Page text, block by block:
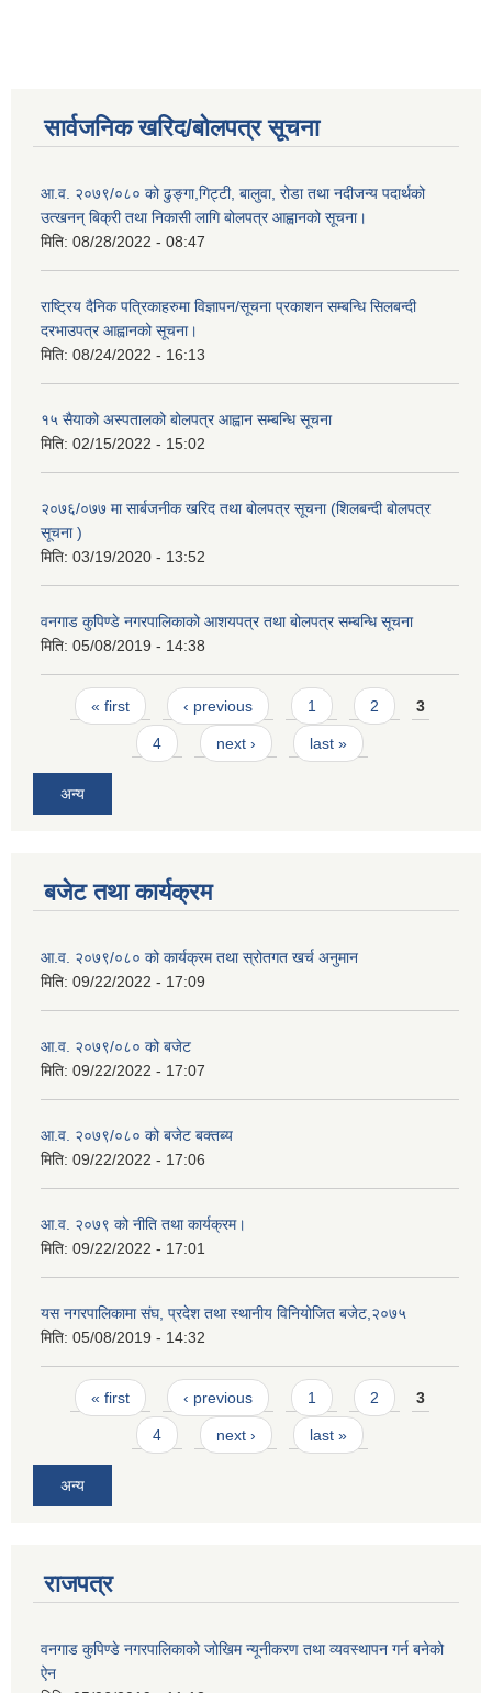
सार्वजनिक खरिद/बोलपत्र सूचना
आ.व. २०७९/०८० को ढुङ्गा,गिट्टी, बालुवा, रोडा तथा नदीजन्य पदार्थको
उत्खनन् बिक्री तथा निकासी लागि बोलपत्र आह्वानको सूचना।
मिति: 08/28/2022 - 08:47
राष्ट्रिय दैनिक पत्रिकाहरुमा विज्ञापन/सूचना प्रकाशन सम्बन्धि सिलबन्दी
दरभाउपत्र आह्वानको सूचना।
मिति: 08/24/2022 - 16:13
१५ सैयाको अस्पतालको बोलपत्र आह्वान सम्बन्धि सूचना
मिति: 02/15/2022 - 15:02
२०७६/०७७ मा सार्बजनीक खरिद तथा बोलपत्र सूचना (शिलबन्दी बोलपत्र
सूचना )
मिति: 03/19/2020 - 13:52
वनगाड कुपिण्डे नगरपालिकाको आशयपत्र तथा बोलपत्र सम्बन्धि सूचना
मिति: 05/08/2019 - 14:38
Pages
« first ‹ previous 1 2 3
4 next › last »
अन्य
बजेट तथा कार्यक्रम
आ.व. २०७९/०८० को कार्यक्रम तथा स्रोतगत खर्च अनुमान
मिति: 09/22/2022 - 17:09
आ.व. २०७९/०८० को बजेट
मिति: 09/22/2022 - 17:07
आ.व. २०७९/०८० को बजेट बक्तब्य
मिति: 09/22/2022 - 17:06
आ.व. २०७९ को नीति तथा कार्यक्रम।
मिति: 09/22/2022 - 17:01
यस नगरपालिकामा संघ, प्रदेश तथा स्थानीय विनियोजित बजेट,२०७५
मिति: 05/08/2019 - 14:32
Pages
« first ‹ previous 1 2 3
4 next › last »
अन्य
राजपत्र
वनगाड कुपिण्डे नगरपालिकाको जोखिम न्यूनीकरण तथा व्यवस्थापन गर्न बनेको
ऐन